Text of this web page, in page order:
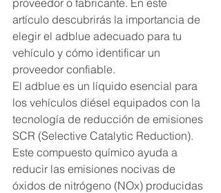
proveedor o fabricante. En este
artículo descubrirás la importancia de
elegir el adblue adecuado para tu
vehículo y cómo identificar un
proveedor confiable.
El adblue es un líquido esencial para
los vehículos diésel equipados con la
tecnología de reducción de emisiones
SCR (Selective Catalytic Reduction).
Este compuesto químico ayuda a
reducir las emisiones nocivas de
óxidos de nitrógeno (NOx) producidas